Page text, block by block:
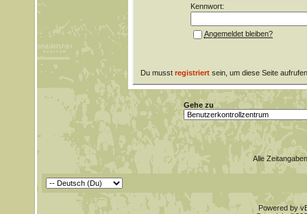
Kennwort:
Angemeldet bleiben?
Du musst registriertsein, um diese Seite
Gehe zu
Alle
Powered by